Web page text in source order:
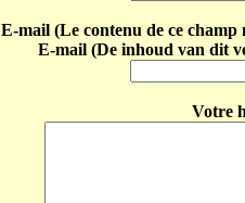
E-mail (Le contenu de ce
E-mail (De inhoud van dit
Votre